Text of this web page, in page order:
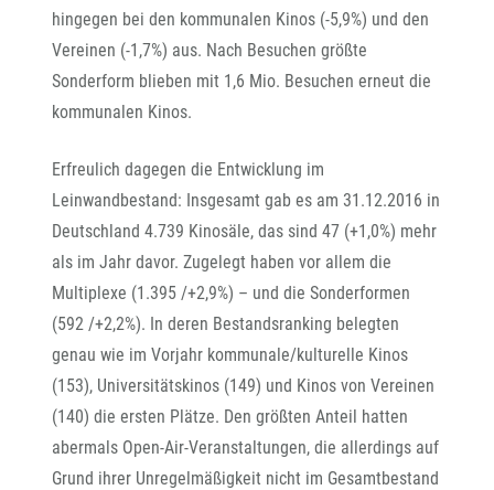
hingegen bei den kommunalen Kinos (-5,9%) und den
Vereinen (-1,7%) aus. Nach Besuchen größte
Sonderform blieben mit 1,6 Mio. Besuchen erneut die
kommunalen Kinos.
Erfreulich dagegen die Entwicklung im
Leinwandbestand: Insgesamt gab es am 31.12.2016 in
Deutschland 4.739 Kinosäle, das sind 47 (+1,0%) mehr
als im Jahr davor. Zugelegt haben vor allem die
Multiplexe (1.395 /+2,9%) – und die Sonderformen
(592 /+2,2%). In deren Bestandsranking belegten
genau wie im Vorjahr kommunale/kulturelle Kinos
(153), Universitätskinos (149) und Kinos von Vereinen
(140) die ersten Plätze. Den größten Anteil hatten
abermals Open-Air-Veranstaltungen, die allerdings auf
Grund ihrer Unregelmäßigkeit nicht im Gesamtbestand